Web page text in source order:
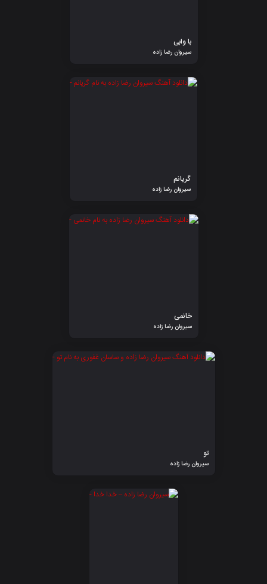
با وابی
سیروان رضا زاده
گریانم
سیروان رضا زاده
خانمی
سیروان رضا زاده
تو
سیروان رضا زاده